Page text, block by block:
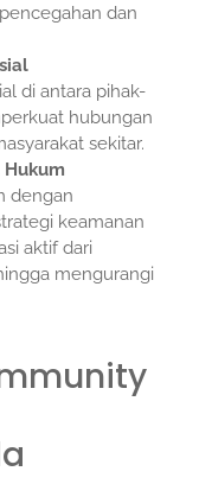
dan
di antara pihak-
hubungan
sekitar.
dengan
keamanan
aktif dari
mengurangi